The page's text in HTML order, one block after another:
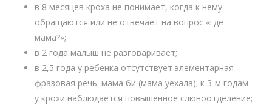
в 8 месяцев кроха не понимает, когда к нему
обращаются или не отвечает на вопрос «где
мама?»;
в 2 года малыш не разговаривает;
в 2,5 года у ребенка отсутствует элементарная
фразовая речь: мама би (мама уехала); к 3-м годам
у крохи наблюдается повышенное слюноотделение;